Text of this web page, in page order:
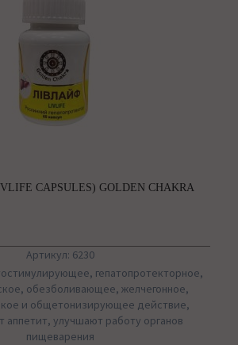
CAPSULES) GOLDEN CHAKRA
Артикул: 6230
гепатопротекторное,
обезболивающее, желчегонное,
и общетонизирующее действие,
аппетит, улучшают работу органов
пищеварения